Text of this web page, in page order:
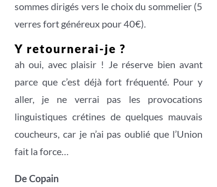
sommes dirigés vers le choix du sommelier (5
verres fort généreux pour 40€).
Y retournerai-je ?
ah oui, avec plaisir ! Je réserve bien avant
parce que c’est déjà fort fréquenté. Pour y
aller, je ne verrai pas les provocations
linguistiques crétines de quelques mauvais
coucheurs, car je n’ai pas oublié que l’Union
fait la force…
De Copain